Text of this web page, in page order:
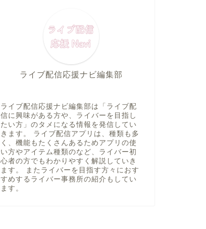
ライブ配信応援ナビ編集部
ライブ配信応援ナビ編集部は「ライブ配
信に興味がある方や、ライバーを目指し
たい方」のタメになる情報を発信してい
きます。 ライブ配信アプリは、種類も多
く、機能もたくさんあるためアプリの使
い方やアイテム種類のなど、ライバー初
心者の方でもわかりやすく解説していき
ます。 またライバーを目指す方々におす
すめするライバー事務所の紹介もしてい
ます。